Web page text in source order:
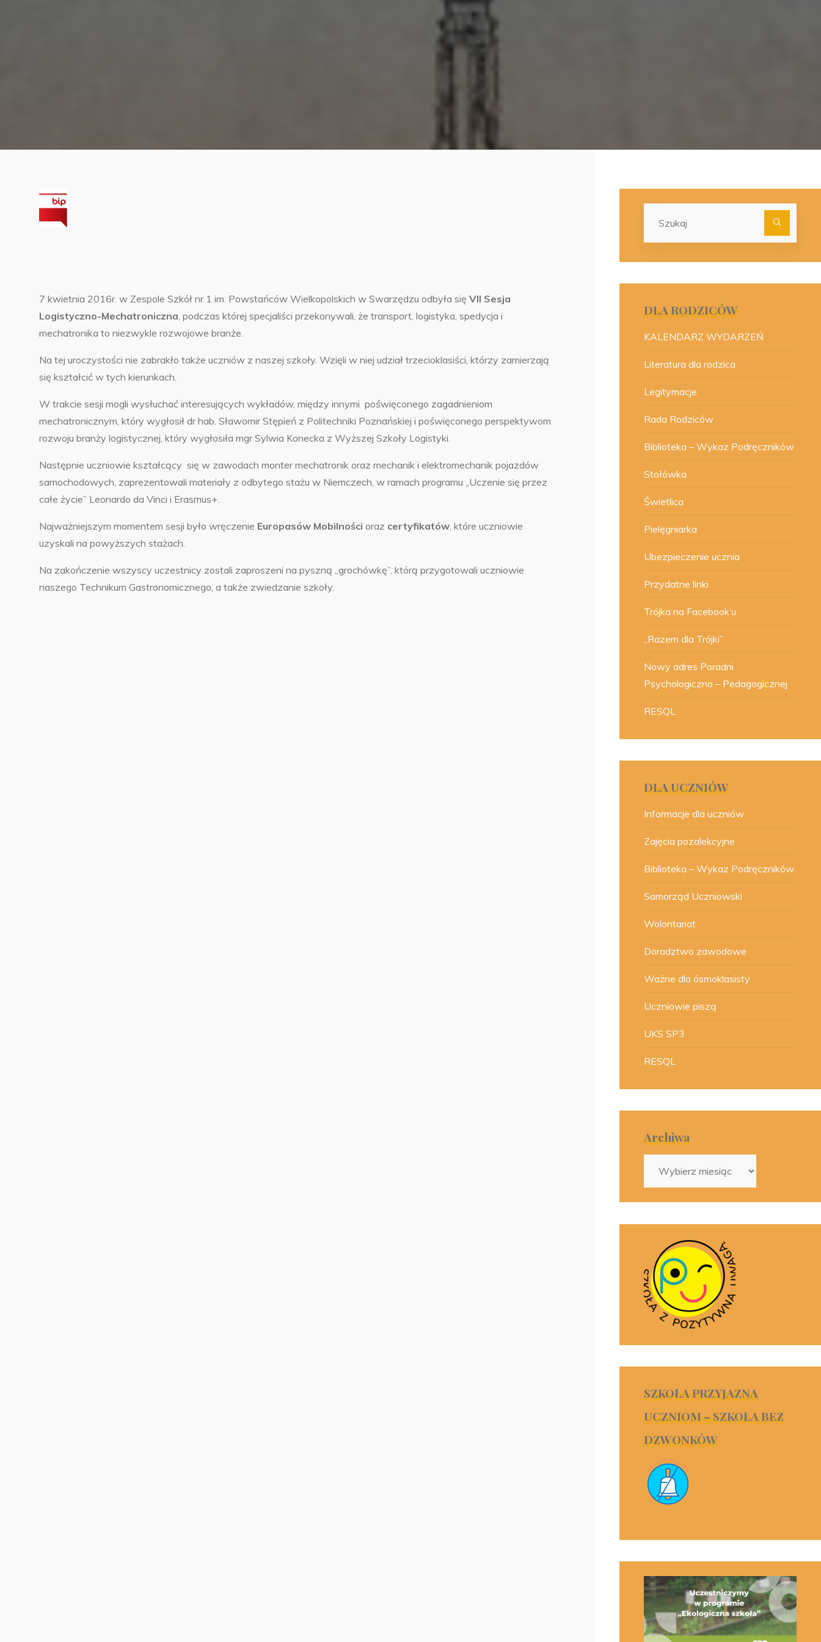
7 kwietnia 2016r. w Zespole Szkół nr 1 im. Powstańców Wielkopolskich w Swarzędzu odbyła się VII Sesja
Logistyczno-Mechatroniczna , podczas której specjaliści przekonywali, że transport, logistyka, spedycja i
mechatronika to niezwykle rozwojowe branże.
Na tej uroczystości nie zabrakło także uczniów z naszej szkoły. Wzięli w niej udział trzecioklasiści, którzy zamierzają
się kształcić w tych kierunkach.
W trakcie sesji mogli wysłuchać interesujących wykładów, między innymi poświęconego zagadnieniom
mechatronicznym, który wygłosił dr hab. Sławomir Stępień z Politechniki Poznańskiej i poświęconego perspektywom
rozwoju branży logistycznej, który wygłosiła mgr Sylwia Konecka z Wyższej Szkoły Logistyki.
Następnie uczniowie kształcący się w zawodach monter mechatronik oraz mechanik i elektromechanik pojazdów
samochodowych, zaprezentowali materiały z odbytego stażu w Niemczech, w ramach programu „Uczenie się przez
całe życie” Leonardo da Vinci i Erasmus+.
Najważniejszym momentem sesji było wręczenie Europasów Mobilności oraz certyfikatów , które uczniowie
uzyskali na powyższych stażach.
Na zakończenie wszyscy uczestnicy zostali zaproszeni na pyszną „grochówkę”, którą przygotowali uczniowie
naszego Technikum Gastronomicznego, a także zwiedzanie szkoły.
DLA RODZICÓW
KALENDARZ WYDARZEŃ
Literatura dla rodzica
Legitymacje
Rada Rodziców
Biblioteka – Wykaz Podręczników
Stołówka
Świetlica
Pielęgniarka
Ubezpieczenie ucznia
Przydatne linki
Trójka na Facebook’u
„Razem dla Trójki”
Nowy adres Poradni
Psychologiczno – Pedagogicznej
RESQL
DLA UCZNIÓW
Informacje dla uczniów
Zajęcia pozalekcyjne
Biblioteka – Wykaz Podręczników
Samorząd Uczniowski
Wolontariat
Doradztwo zawodowe
Ważne dla ósmoklasisty
Uczniowie piszą
UKS SP3
RESQL
Archiwa
SZKOŁA PRZYJAZNA
UCZNIOM – SZKOŁA BEZ
DZWONKÓW